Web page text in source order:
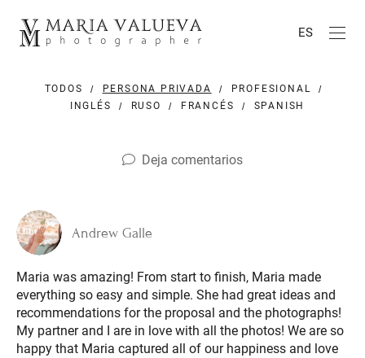
ES
TODOS PERSONA PRIVADA
PROFESIONAL
INGLÉS
RUSO FRANCÉS SPANISH
Deja comentarios
Andrew Galle
Maria was amazing! From start to finish, Maria made
everything so easy and simple. She had great ideas and
recommendations for the proposal and the photographs!
My partner and I are in love with all the photos! We are so
happy that Maria captured all of our happiness and love